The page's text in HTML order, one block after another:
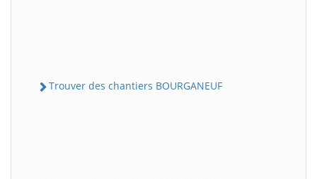
Trouver des chantiers BOURGANEUF